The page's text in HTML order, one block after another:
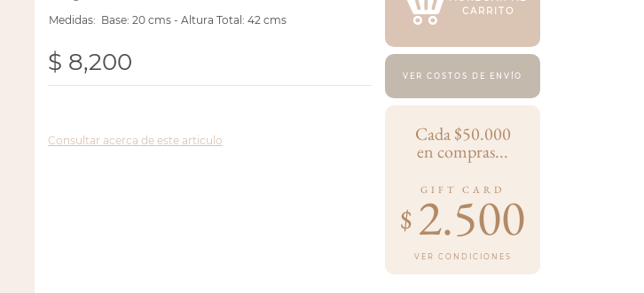
Medidas: Base: 20 cms - Altura Total: 42 cms
$ 8,200
Consultar acerca de este articulo
CARRITO
VER COSTOS DE ENVÍO
Cada $50.000
en compras...
GIFT CARD
$ 2.500
VER CONDICIONES